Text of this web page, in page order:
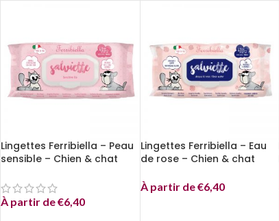
Lingettes Ferribiella – Peau
sensible – Chien & chat
À partir de€6,40
Lingettes Ferribiella – Eau
de rose – Chien & chat
À partir de€6,40